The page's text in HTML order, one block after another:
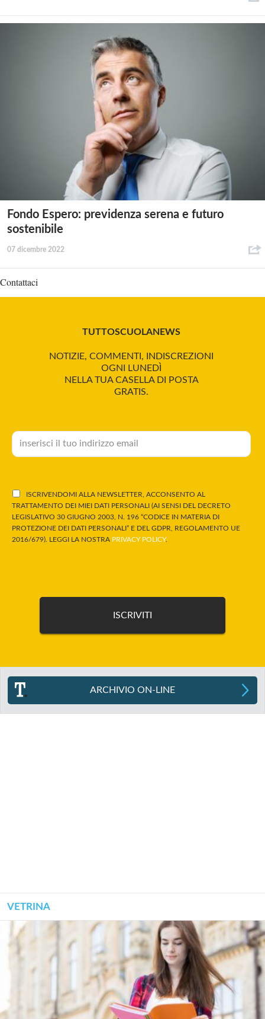
Fondo Espero: previdenza serena e futuro
sostenibile
07 dicembre 2022
Contattaci
TUTTOSCUOLANEWS
NOTIZIE, COMMENTI, INDISCREZIONI
OGNI LUNEDÌ
NELLA TUA CASELLA DI POSTA
GRATIS.
ISCRIVENDOMI ALLA NEWSLETTER, ACCONSENTO AL
TRATTAMENTO DEI MIEI DATI PERSONALI (AI SENSI DEL DECRETO
LEGISLATIVO 30 GIUGNO 2003, N. 196 “CODICE IN MATERIA DI
PROTEZIONE DEI DATI PERSONALI” E DEL GDPR, REGOLAMENTO UE
2016/679). LEGGI LA NOSTRA PRIVACY POLICY.
ARCHIVIO ON-LINE
VETRINA